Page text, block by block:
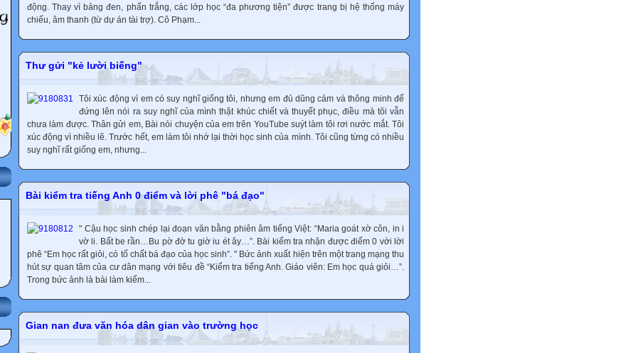
động. Thay vì bảng đen, phấn trắng, các lớp học “đa phương tiện” được trang bị hệ thống máy
chiếu, âm thanh (từ dự án tài trợ). Cô Phạm...
Thư gửi "kẻ lười biếng"
Tôi xúc động vì em có suy nghĩ giống tôi, nhưng em đủ dũng cảm và thông minh để
đứng lên nói ra suy nghĩ của mình thật khúc chiết và thuyết phục, điều mà tôi vẫn
chưa làm được. Thân gửi em, Bài nói chuyện của em trên YouTube suýt làm tôi rơi nước mắt. Tôi
xúc động vì nhiều lẽ. Trước hết, em làm tôi nhớ lại thời học sinh của mình. Tôi cũng từng có nhiều
suy nghĩ rất giống em, nhưng...
Bài kiểm tra tiếng Anh 0 điểm và lời phê "bá đạo"
" Cậu học sinh chép lại đoạn văn bằng phiên âm tiếng Việt: “Maria goát xờ côn, in i
vờ li. Bất be rần…Bu pờ đờ tu giờ iu ét ây…”. Bài kiểm tra nhận được điểm 0 với lời
phê “Em học rất giỏi, có tố chất bá đạo của học sinh”. " Bức ảnh xuất hiện trên một trang mạng thu
hút sự quan tâm của cư dân mạng với tiêu đề “Kiểm tra tiếng Anh. Giáo viên: Em học quá giỏi…”.
Trong bức ảnh là bài làm kiểm...
Gian nan đưa văn hóa dân gian vào trường học